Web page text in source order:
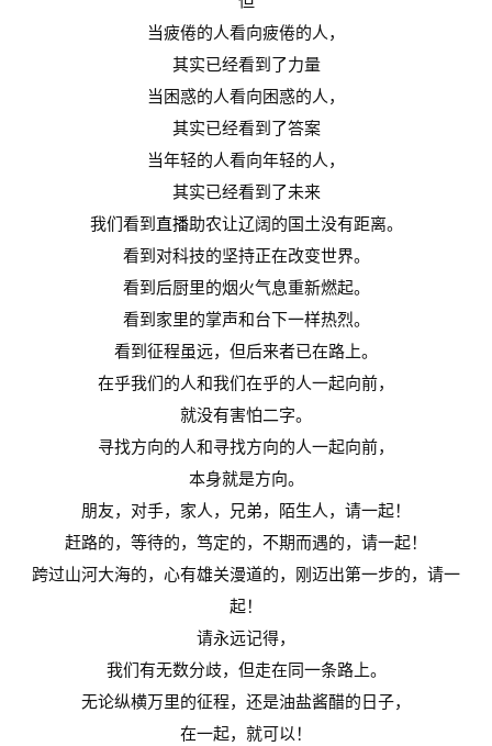
当疲倦的⼈看向疲倦的人，
其实已经看到了力量
当困惑的⼈看向困惑的人，
其实已经看到了答案
当年轻的人看向年轻的⼈，
其实已经看到了未来
我们看到 直播助农让辽阔的国土没有距离。
看到对科技的坚持正在改变世界。
看到后厨里的烟火气息重新燃起。
看到家里的掌声和台下一样热烈。
看到征程虽远，但后来者已在路上。
在乎我们的人和我们在乎的人一起向前，
就没有害怕二字。
寻找方向的人和寻找方向的人一起向前，
本身就是方向。
朋友，对手，家人，兄弟，陌生人，请一起！
赶路的，等待的，笃定的，不期而遇的，请一起！
跨过山河大海的，心有雄关漫道的，刚迈出第一步的，请一
起！
请永远记得，
我们有无数分歧，但走在同一条路上。
无论纵横万里的征程，还是油盐酱醋的日子，
在一起，就可以！